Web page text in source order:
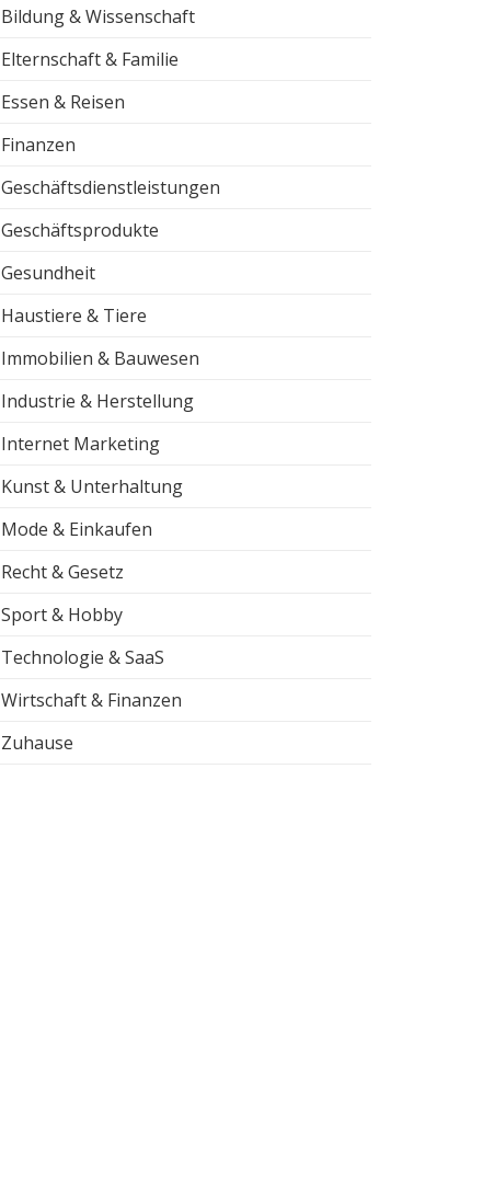
Bildung & Wissenschaft
Elternschaft & Familie
Essen & Reisen
Finanzen
Geschäftsdienstleistungen
Geschäftsprodukte
Gesundheit
Haustiere & Tiere
Immobilien & Bauwesen
Industrie & Herstellung
Internet Marketing
Kunst & Unterhaltung
Mode & Einkaufen
Recht & Gesetz
Sport & Hobby
Technologie & SaaS
Wirtschaft & Finanzen
Zuhause